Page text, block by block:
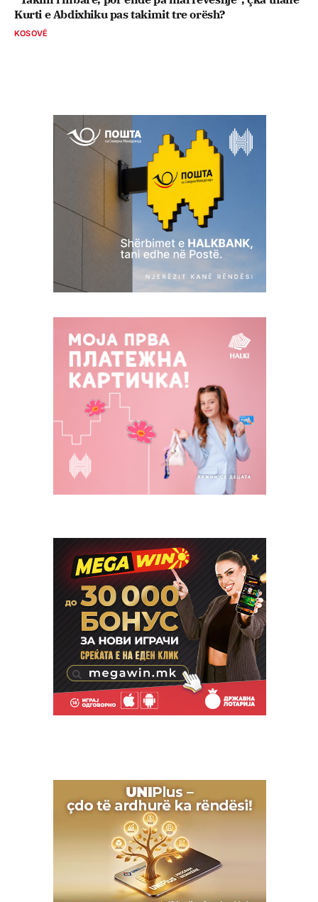
Kurti e Abdixhiku pas takimit tre orësh?
KOSOVË